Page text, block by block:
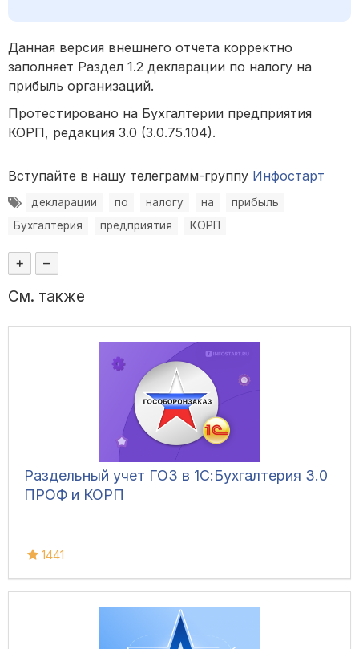
Данная версия внешнего отчета корректно
заполняет Раздел 1.2 декларации по налогу на
прибыль организаций.
Протестировано на Бухгалтерии предприятия
КОРП, редакция 3.0 (3.0.75.104).
Вступайте в нашу телеграмм-группу Инфостарт
декларации по налогу на
прибыль
Бухгалтерия
предприятия КОРП
+ –
См. также
Раздельный учет ГОЗ в 1С:Бухгалтерия 3.0
ПРОФ и КОРП
1441